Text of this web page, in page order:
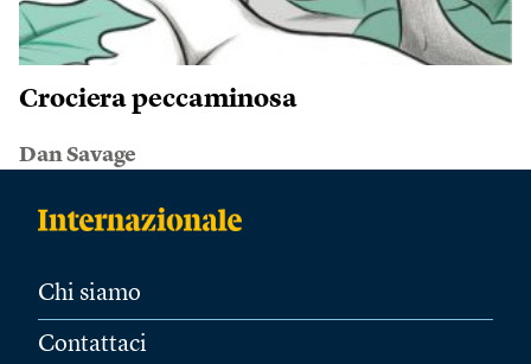
Crociera peccaminosa
Dan Savage
Chi siamo
Contattaci